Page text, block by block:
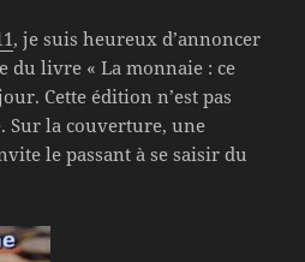
, je suis heureux d’annoncer
du livre « La monnaie : ce
Cette édition n’est pas
Sur la couverture, une
le passant à se saisir du